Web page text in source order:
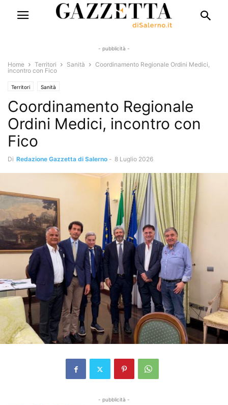
- pubblicità -
Home Territori Sanità
Coordinamento Regionale Ordini Medici,
incontro con Fico
Territori Sanità
Coordinamento Regionale
Ordini Medici, incontro con
Fico
Di Redazione Gazzetta di Salerno - 8 Luglio 2026
- pubblicità -